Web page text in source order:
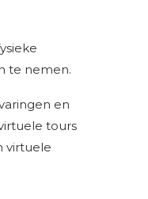
te nemen.
en
tours
virtuele